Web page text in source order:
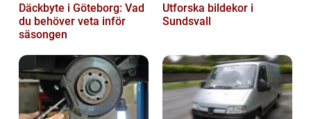
Däckbyte i Göteborg: Vad
du behöver veta inför
säsongen
Utforska bildekor i
Sundsvall